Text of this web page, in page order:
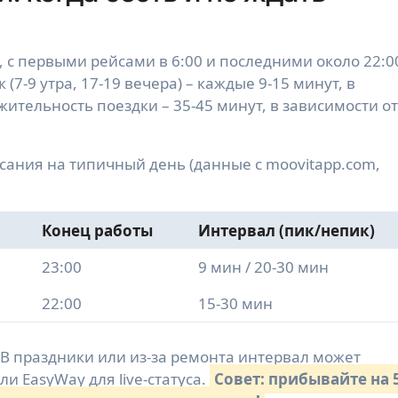
первыми рейсами в 6:00 и последними около
9 утра, 17-19 вечера) – каждые 9-15 минут, в
поездки – 35-45 минут, в зависимости от
на типичный день (данные с moovitapp.com,
Конец работы
Интервал (пик/непик)
23:00
9 мин / 20-30 мин
22:00
15-30 мин
праздники или из-за ремонта интервал может
EasyWay для live-статуса. Совет: прибывайте на